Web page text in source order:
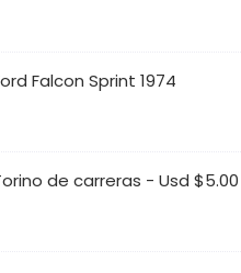
Falcon Sprint 1974
de carreras - Usd $5.00